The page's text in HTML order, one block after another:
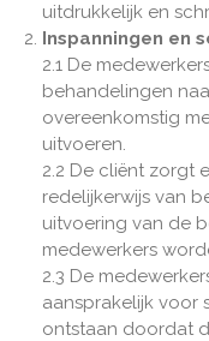
uitdrukkelijk en
Inspanningen en
2.1 De
behandelingen
overeenkomstig
uitvoeren.
2.2 De cliënt zorgt
redelijkerwijs van
uitvoering van de
medewerkers
2.3 De
aansprakelijk voor
ontstaan doordat